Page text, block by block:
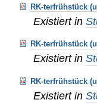
RK-terfrühstück
Existiert in
RK-terfrühstück
Existiert in
RK-terfrühstück
Existiert in